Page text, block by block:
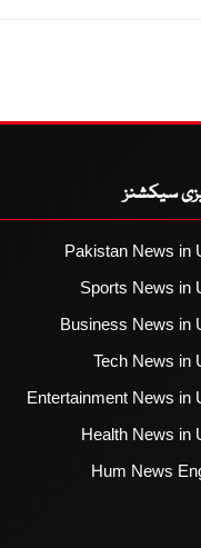
سیکشنز
Pakistan News in
Sports News in
Business News in
Tech News in
Entertainment News in
Health News in
Hum News